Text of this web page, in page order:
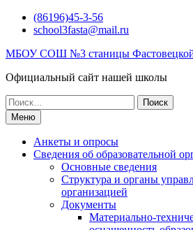
Перейти(86196)45-3-56
school3fasta@mail.ru
МБОУ СОШ №3 станицы
Официальный сайт нашей школы
Поиск
по:Меню
Анкеты и опросы
Сведения об образовательной
Основные сведения
Структура и органы
организацией
Документы
Материально-